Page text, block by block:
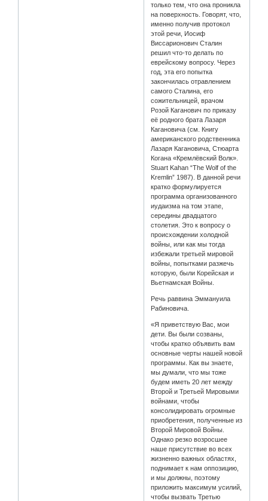
только тем, что она проникла
на поверхность. Говорят, что,
именно получив протокол
этой речи, Иосиф
Виссарионович Сталин
решил что-то делать по
еврейскому вопросу. Через
год, эта его попытка
закончилась отравлением
самого Сталина, его
сожительницей, врачом
Розой Каганович по приказу
её родного брата Лазаря
Кагановича (см. Книгу
американского родственника
Лазаря Кагановича, Стюарта
Когана «Кремлёвский Волк».
Stuart Kahan “The Wolf of the
Kremlin” 1987). В данной речи
кратко формулируется
программа организованного
иудаизма на том этапе,
середины двадцатого
столетия. Это к вопросу о
происхождении холодной
войны, или как мы тогда
избежали третьей мировой
войны, попытками разжечь
которую, были Корейская и
Вьетнамская Войны.
Речь раввина Эммануила
Рабиновича.
«Я приветствую Вас, мои
дети. Вы были созваны,
чтобы кратко объявить вам
основные черты нашей новой
программы. Как вы знаете,
мы думали, что мы тоже
будем иметь 20 лет между
Второй и Третьей Мировыми
войнами, чтобы
консолидировать огромные
приобретения, полученные из
Второй Мировой Войны.
Однако резко возросшее
наше присутствие во всех
жизненно важных областях,
поднимает к нам оппозицию,
и мы должны, поэтому
приложить максимум усилий,
чтобы вызвать Третью